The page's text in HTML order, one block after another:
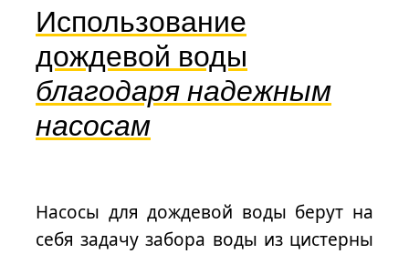
Использование
дождевой воды
благодаря надежным
насосам
Насосы для дождевой воды берут на
себя задачу забора воды из цистерны